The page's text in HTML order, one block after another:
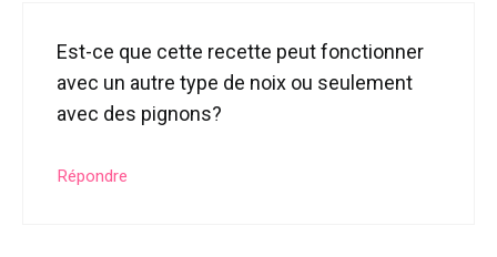
Est-ce que cette recette peut fonctionner
avec un autre type de noix ou seulement
avec des pignons?
Répondre